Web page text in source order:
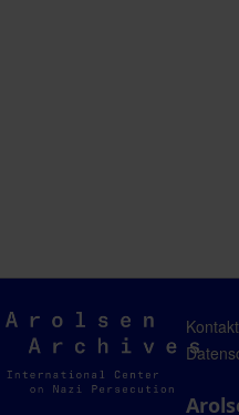
Arolsen
Archives
Kontakt